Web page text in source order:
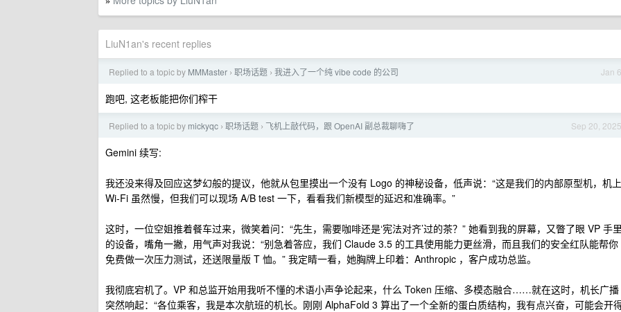
LiuN1an's recent replies
Jan 6
Replied to a topic by MMMaster › 职场话题 › 我进入了一个纯 vibe code 的公司
跑吧, 这老板能把你们榨干
Sep 20, 2025
Replied to a topic by mickyqc › 职场话题 › 飞机上敲代码，跟 OpenAI 副总裁聊嗨了
Gemini 续写:
我还没来得及回应这梦幻般的提议，他就从包里摸出一个没有 Logo 的神秘设备，低声说：“这是我们的内部原型机，机上
Wi-Fi 虽然慢，但我们可以现场 A/B test 一下，看看我们新模型的延迟和准确率。”
这时，一位空姐推着餐车过来，微笑着问：“先生，需要咖啡还是‘宪法对齐’过的茶？” 她看到我的屏幕，又瞥了眼 VP 手里
的设备，嘴角一撇，用气声对我说：“别急着答应，我们 Claude 3.5 的工具使用能力更丝滑，而且我们的安全红队能帮你
免费做一次压力测试，还送限量版 T 恤。” 我定睛一看，她胸牌上印着：Anthropic ，客户成功总监。
我彻底宕机了。VP 和总监开始用我听不懂的术语小声争论起来，什么 Token 压缩、多模态融合……就在这时，机长广播
突然响起：“各位乘客，我是本次航班的机长。刚刚 AlphaFold 3 算出了一个全新的蛋白质结构，我有点兴奋，可能会开